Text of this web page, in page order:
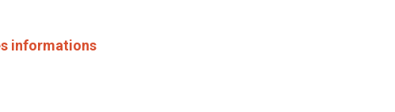
informations